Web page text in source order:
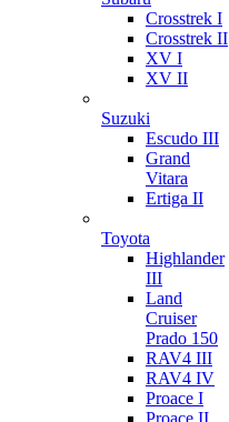
Crosstrek I
Crosstrek II
XV I
XV II
Suzuki
Escudo III
Grand
Vitara
Ertiga II
Toyota
Highlander
III
Land
Cruiser
Prado 150
RAV4 III
RAV4 IV
Proace I
Proace II